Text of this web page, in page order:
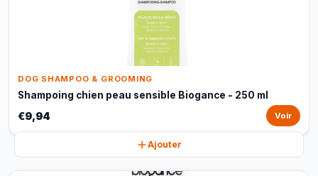
DOG SHAMPOO & GROOMING
Shampoing chien peau sensible Biogance - 250 ml
€9,94 Voir
Ajouter